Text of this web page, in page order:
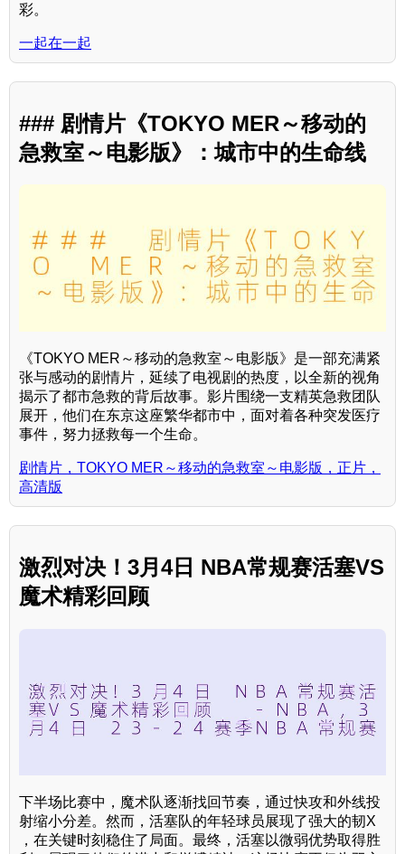
彩。
一起在一起
### 剧情片《TOKYO MER～移动的
急救室～电影版》：城市中的生命线
《TOKYO MER～移动的急救室～电影版》是一部充满紧
张与感动的剧情片，延续了电视剧的热度，以全新的视角
揭示了都市急救的背后故事。影片围绕一支精英急救团队
展开，他们在东京这座繁华都市中，面对着各种突发医疗
事件，努力拯救每一个生命。
剧情片，TOKYO MER～移动的急救室～电影版，正片，
高清版
激烈对决！3月4日 NBA常规赛活塞VS
魔术精彩回顾
下半场比赛中，魔术队逐渐找回节奏，通过快攻和外线投
射缩小分差。然而，活塞队的年轻球员展现了强大的韧X
，在关键时刻稳住了局面。最终，活塞以微弱优势取得胜